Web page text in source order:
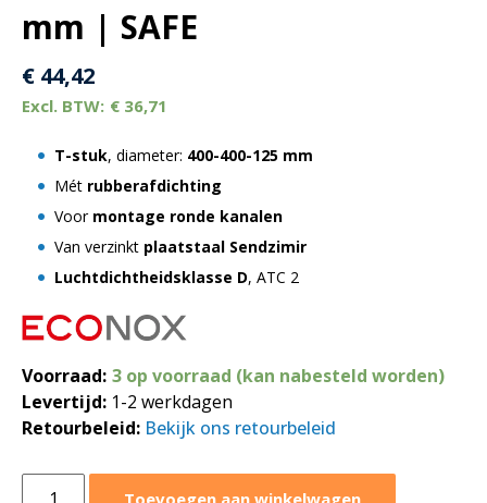
mm | SAFE
€ 44,42
€ 36,71
T-stuk, diameter: 400-400-125 mm
Mét rubberafdichting
Voor montage ronde kanalen
Van verzinkt plaatstaal Sendzimir
Luchtdichtheidsklasse D, ATC 2
Voorraad: 3 op voorraad (kan nabesteld worden)
Levertijd: 1-2 werkdagen
Retourbeleid: Bekijk ons retourbeleid
Toevoegen aan winkelwagen